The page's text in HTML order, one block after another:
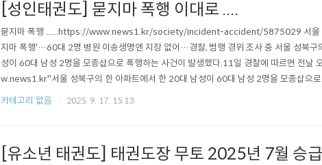
[성인태권도] 묻지마 폭행 이대로 ....
묻지마 폭행 ......https://www.news1.kr/society/incident-accident/5875029 서울
지마 폭행'…60대 2명 병원 이송생명엔 지장 없어…경찰, 범행 경위 조사 중 서울 성북구
성이 60대 남성 2명을 모종삽으로 폭행하는 사건이 발생했다.11일 경찰에 따르면 전날
w.news1.kr"서울 성북구의 한 아파트에서 한 20대 남성이 60대 남성 2명을 모종삽으
11일 경찰에 따르면 전날 오후 7시 40분쯤 성북구 석관동의 한 아파트에서 20대 남성
카테고리 없음 2025. 9. 17. 15:13
[유소년 태권도] 태권도장 무토 2025년 7월 승